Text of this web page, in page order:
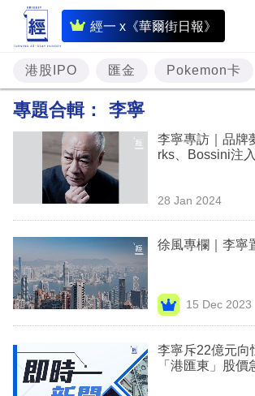
經一 x《華爾街日報》
即
時
財
經
題
投
資
樓
市
理
業
港股IPO 匯金 Pokemon卡
專題合輯： 李寧
李寧專訪｜品牌
rks、Bossini注
28 Jan 2024
徐風專欄｜李寧
15 Dec 2023
李寧斥22億元向
「港匯東」股